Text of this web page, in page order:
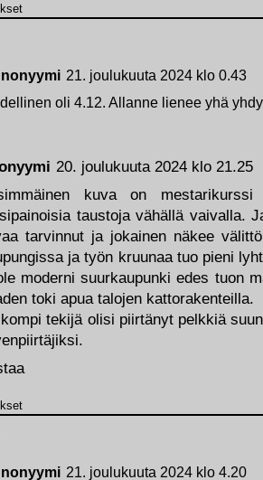
20. joulukuuta 2024 klo 21.25
kuva on
taustoja vähällä vaivalla.
tarvinnut ja jokainen näkee
ja työn kruunaa tuo pieni
moderni suurkaupunki edes tuon
toki apua talojen kattorakenteilla.
tekijä olisi piirtänyt pelkkiä
21. joulukuuta 2024 klo 4.20
21. joulukuuta 2024 klo 0.43
oli 4.12. Allanne lienee yhä